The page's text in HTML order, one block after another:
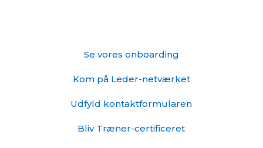
Se vores onboarding
Kom på Leder-netværket
Udfyld kontaktformularen
Bliv Træner-certificeret